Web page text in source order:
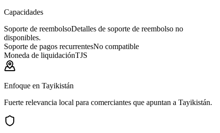
Capacidades
Soporte de reembolsoDetalles de soporte de reembolso no
disponibles.
Soporte de pagos recurrentesNo compatible
Moneda de liquidaciónTJS
Enfoque en Tayikistán
Fuerte relevancia local para comerciantes que apuntan a Tayikistán.